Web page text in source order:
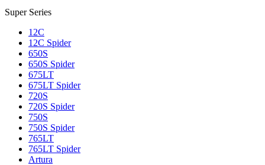
Super Series
12C
12C Spider
650S
650S Spider
675LT
675LT Spider
720S
720S Spider
750S
750S Spider
765LT
765LT Spider
Artura